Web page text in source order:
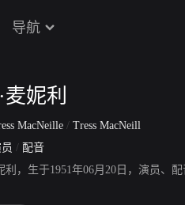
导航
麦妮利
MacNeille / Tress MacNeill
/ 配音
利，生于1951年06月20日，演员、